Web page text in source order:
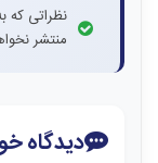
نظراتی که
منتشر
دیدگاه